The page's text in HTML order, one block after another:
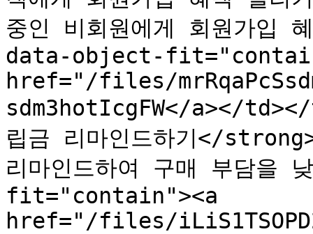
중인 비회원에게 회원가입
data-object-
href="/files/
sdm3hotIcgFW</a></
립금 리마인드하기</
리마인드하여 구매 부담
fit="contain"><a
href="/files/